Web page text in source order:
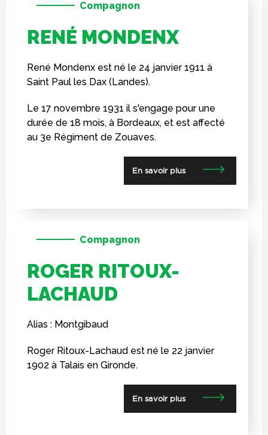
Compagnon
RENÉ MONDENX
René Mondenx est né le 24 janvier 1911 à
Saint Paul les Dax (Landes).
Le 17 novembre 1931 il s'engage pour une
durée de 18 mois, à Bordeaux, et est affecté
au 3e Régiment de Zouaves.
En savoir plus
Compagnon
ROGER RITOUX-
LACHAUD
Alias : Montgibaud
Roger Ritoux-Lachaud est né le 22 janvier
1902 à Talais en Gironde.
En savoir plus